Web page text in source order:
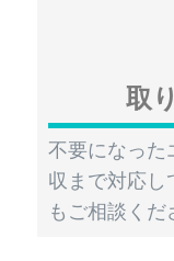
取
不要になった
収まで対応し
もご相談くだ